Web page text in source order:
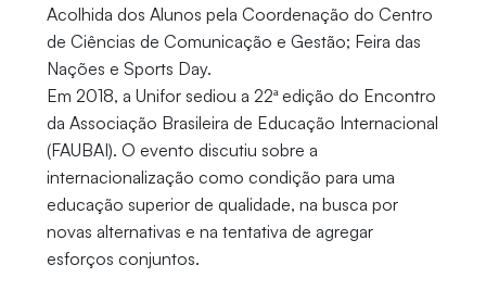
Acolhida dos Alunos pela Coordenação do Centro
de Ciências de Comunicação e Gestão; Feira das
Nações e Sports Day.
Em 2018, a Unifor sediou a 22ª edição do Encontro
da Associação Brasileira de Educação Internacional
(FAUBAI). O evento discutiu sobre a
internacionalização como condição para uma
educação superior de qualidade, na busca por
novas alternativas e na tentativa de agregar
esforços conjuntos.